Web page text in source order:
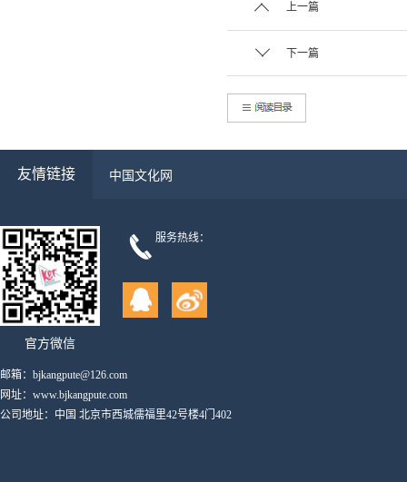
上一篇
下一篇
友情链接 中国文化网
官方微信
服务热线：
邮箱：bjkangpute@126.com
网址：www.bjkangpute.com
公司地址：中国 北京市西城儒福里42号楼4门402